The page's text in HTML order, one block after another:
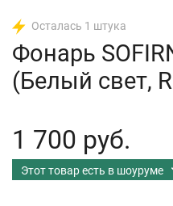
Осталась 1 штука
Фонарь
(Белый свет,
1 700 руб.
Этот товар есть в шоуруме